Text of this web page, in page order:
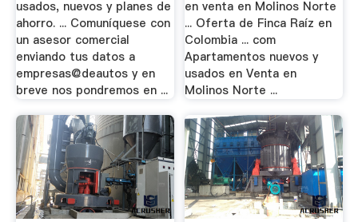
usados, nuevos y planes de
ahorro. ... Comuníquese con
un asesor comercial
enviando tus datos a
empresas@deautos y en
breve nos pondremos en ...
en venta en Molinos Norte
... Oferta de Finca Raíz en
Colombia ... com
Apartamentos nuevos y
usados en Venta en
Molinos Norte ...